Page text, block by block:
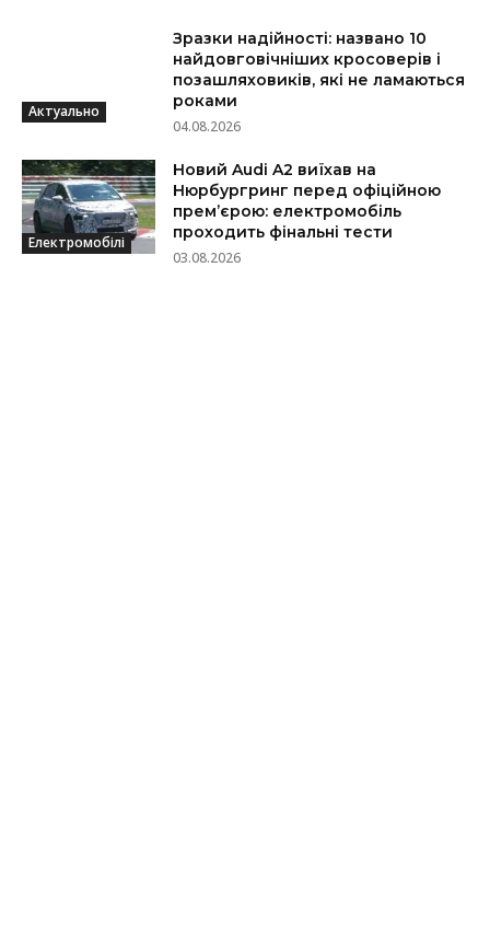
Актуально
Зразки надійності: названо 10
найдовговічніших кросоверів і
позашляховиків, які не ламаються
роками
04.08.2026
Електромобілі
Новий Audi A2 виїхав на
Нюрбургринг перед офіційною
прем’єрою: електромобіль
проходить фінальні тести
03.08.2026